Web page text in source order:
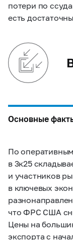
потери по
есть
Основные
По
в 3к25
и участников
в ключевых
что ФРС США
Цены на
экспорта с